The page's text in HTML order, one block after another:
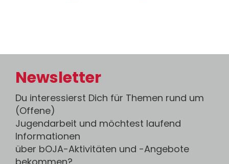
Newsletter
Du interessierst Dich für Themen rund um
(Offene)
Jugendarbeit und möchtest laufend
Informationen
über bOJA-Aktivitäten und -Angebote